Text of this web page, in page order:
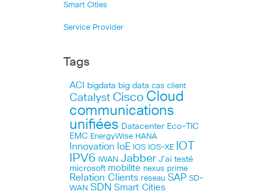
Smart Cities
Service Provider
Tags
ACI bigdata big data cas client
Catalyst Cisco Cloud
communications
unifiées Datacenter Eco-TIC
EMC EnergyWise HANA
Innovation IoE IOS IOS-XE IOT
IPV6 IWAN Jabber J’ai testé
microsoft mobilite nexus prime
Relation Clients réseau SAP SD-
WAN SDN Smart Cities